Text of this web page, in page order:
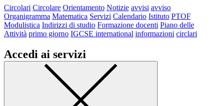
Circolari Circolare Orientamento Notizie avvisi avviso
Organigramma Matematica Servizi Calendario Istituto PTOF
Modulistica Indirizzi di studio Formazione docenti Piano delle
Attività primo giorno IGCSE international informazioni circlari
Accedi ai servizi